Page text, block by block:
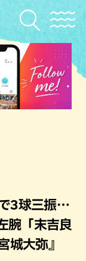
3球三振…
腕「末吉良
城大弥』